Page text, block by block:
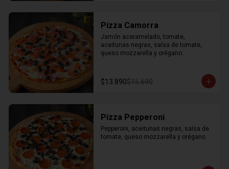
Pizza Camorra
Jamón acaramelado, tomate,
aceitunas negras, salsa de tomate,
queso mozzarella y orégano.
$13.890$15.690
Pizza Pepperoni
Pepperoni, aceitunas negras, salsa de
tomate, queso mozzarella y orégano.